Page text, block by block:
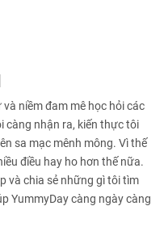
niềm đam mê học hỏi các
càng nhận ra, kiến thực tôi
sa mạc mênh mông. Vì thế
điều hay ho hơn thế nữa.
và chia sẻ những gì tôi tìm
YummyDay càng ngày càng